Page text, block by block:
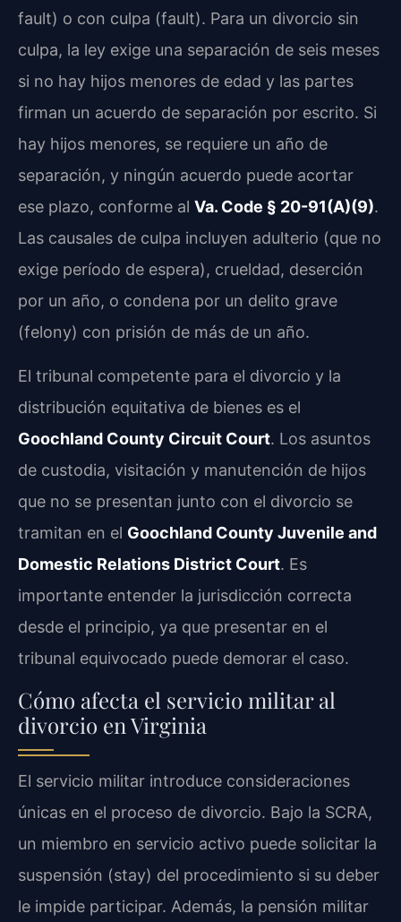
fault) o con culpa (fault). Para un divorcio sin
culpa, la ley exige una separación de seis meses
si no hay hijos menores de edad y las partes
firman un acuerdo de separación por escrito. Si
hay hijos menores, se requiere un año de
separación, y ningún acuerdo puede acortar
ese plazo, conforme al Va. Code § 20-91(A)(9).
Las causales de culpa incluyen adulterio (que no
exige período de espera), crueldad, deserción
por un año, o condena por un delito grave
(felony) con prisión de más de un año.
El tribunal competente para el divorcio y la
distribución equitativa de bienes es el
Goochland County Circuit Court. Los asuntos
de custodia, visitación y manutención de hijos
que no se presentan junto con el divorcio se
tramitan en el Goochland County Juvenile and
Domestic Relations District Court. Es
importante entender la jurisdicción correcta
desde el principio, ya que presentar en el
tribunal equivocado puede demorar el caso.
Cómo afecta el servicio militar al
divorcio en Virginia
El servicio militar introduce consideraciones
únicas en el proceso de divorcio. Bajo la SCRA,
un miembro en servicio activo puede solicitar la
suspensión (stay) del procedimiento si su deber
le impide participar. Además, la pensión militar